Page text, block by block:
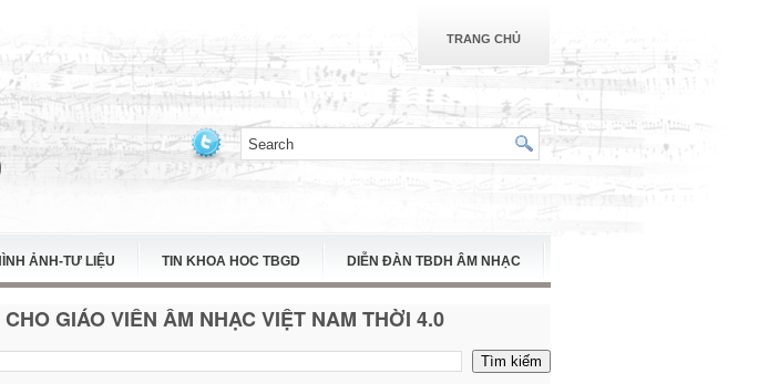
TRANG CHỦ
ẢNH-TƯ LIỆU TIN KHOA HOC TBGD DIỄN ĐÀN TBDH ÂM NHẠC
GIÁO VIÊN ÂM NHẠC VIỆT NAM THỜI 4.0